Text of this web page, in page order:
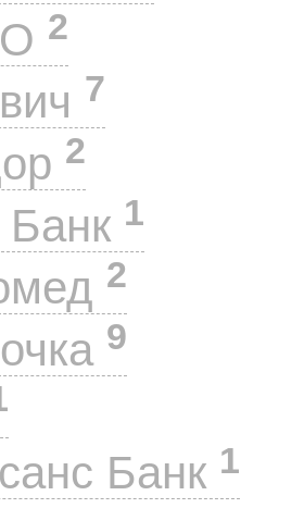
2
7
2
1
2
9
Банк 1